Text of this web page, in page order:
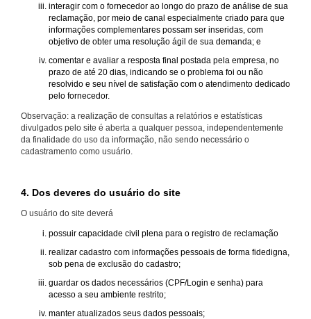
interagir com o fornecedor ao longo do prazo de análise de sua
reclamação, por meio de canal especialmente criado para que
informações complementares possam ser inseridas, com
objetivo de obter uma resolução ágil de sua demanda; e
comentar e avaliar a resposta final postada pela empresa, no
prazo de até 20 dias, indicando se o problema foi ou não
resolvido e seu nível de satisfação com o atendimento dedicado
pelo fornecedor.
Observação: a realização de consultas a relatórios e estatísticas
divulgados pelo site é aberta a qualquer pessoa, independentemente
da finalidade do uso da informação, não sendo necessário o
cadastramento como usuário.
4. Dos deveres do usuário do site
O usuário do site deverá
possuir capacidade civil plena para o registro de reclamação
realizar cadastro com informações pessoais de forma fidedigna,
sob pena de exclusão do cadastro;
guardar os dados necessários (CPF/Login e senha) para
acesso a seu ambiente restrito;
manter atualizados seus dados pessoais;